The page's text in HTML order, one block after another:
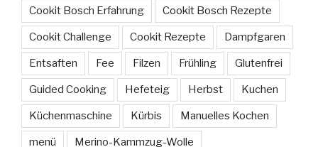
Cookit Bosch Erfahrung Cookit Bosch Rezepte
Cookit Challenge Cookit Rezepte Dampfgaren
Entsaften Fee Filzen Frühling Glutenfrei
Guided Cooking Hefeteig Herbst Kuchen
Küchenmaschine Kürbis Manuelles Kochen
menü Merino-Kammzug-Wolle